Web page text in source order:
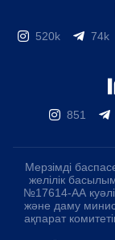
520k 74k
851
Мерзімді
желілік
№17614-АА
және даму
ақпарат